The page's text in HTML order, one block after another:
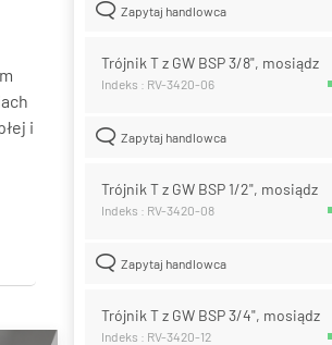
i
Zapytaj handlowca
Trójnik T z GW BSP 3/8", mosiądz
Indeks : RV-3420-06
Zapytaj handlowca
Trójnik T z GW BSP 1/2", mosiądz
Indeks : RV-3420-08
Zapytaj handlowca
Trójnik T z GW BSP 3/4", mosiądz
Indeks : RV-3420-12